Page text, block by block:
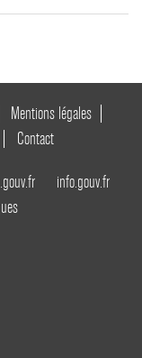
Mentions légales
Contact
info.gouv.fr